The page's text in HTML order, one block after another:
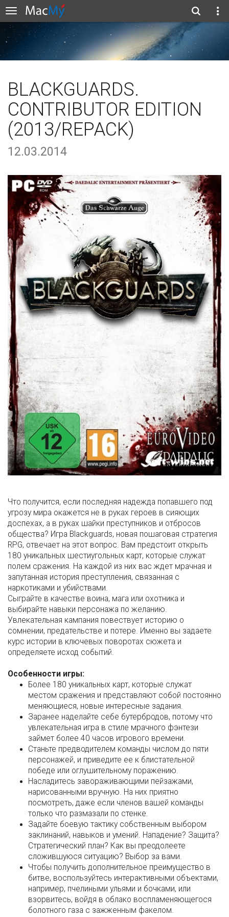
BLACKGUARDS.
CONTRIBUTOR EDITION
(2013/REPACK)
12.03.2014
Что получится, если последняя надежда попавшего под
угрозу мира окажется не в руках героев в сияющих
доспехах, а в руках шайки преступников и отбросов
общества? Игра Blackguards, новая пошаговая стратегия
RPG, отвечает на этот вопрос. Вам предстоит открыть
180 уникальных шестиугольных карт, которые служат
полем сражения. На каждой из них вас ждет мрачная и
запутанная история преступления, связанная с
наркотиками и убийствами.
Сыграйте в качестве воина, мага или охотника и
выбирайте навыки персонажа по желанию.
Увлекательная кампания повествует историю о
сомнении, предательстве и потере. Именно вы задаете
курс истории в ключевых поворотах сюжета и
определяете исход событий.
Особенности игры:
Более 180 уникальных карт, которые служат
местом сражения и представляют собой постоянно
меняющиеся, новые интересные задания.
Заранее наделайте себе бутербродов, потому что
увлекательная игра в стиле мрачного фэнтези
займет более 40 часов игрового времени.
Станьте предводителем команды числом до пяти
персонажей, и приведите ее к блистательной
победе или оглушительному поражению.
Насладитесь завораживающими пейзажами,
нарисованными вручную. На них приятно
посмотреть, даже если членов вашей команды
только что размазали по стенке.
Задайте боевую тактику собственным выбором
заклинаний, навыков и умений. Нападение? Защита?
Стратегический план? Как вы преодолеете
сложившуюся ситуацию? Выбор за вами.
Чтобы получить дополнительное преимущество в
битве, воспользуйтесь интерактивными объектами,
например, пчелиными ульями и бочками, или
взорвитесь, войдя в облако воспламеняющегося
болотного газа с зажженным факелом.